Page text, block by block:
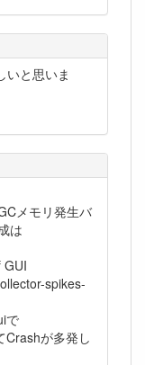
いと思いま
メモリ発生バ
は
GUI
spikes-
で
が多発し